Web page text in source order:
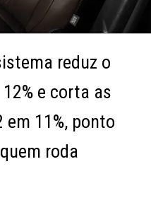
reduz o
e corta as
em 11%, ponto
roda
reduz o
e corta as
em 11%, ponto
roda